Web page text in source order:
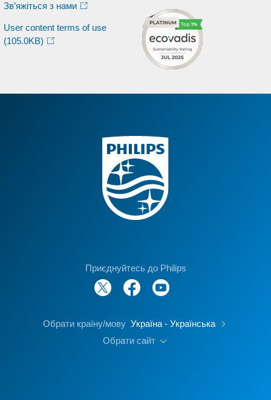
Зв’яжіться з нами
User content terms of use
(105.0KB)
Приєднуйтесь до Philips
Обрати країну/мову Україна - Українська
Обрати сайт